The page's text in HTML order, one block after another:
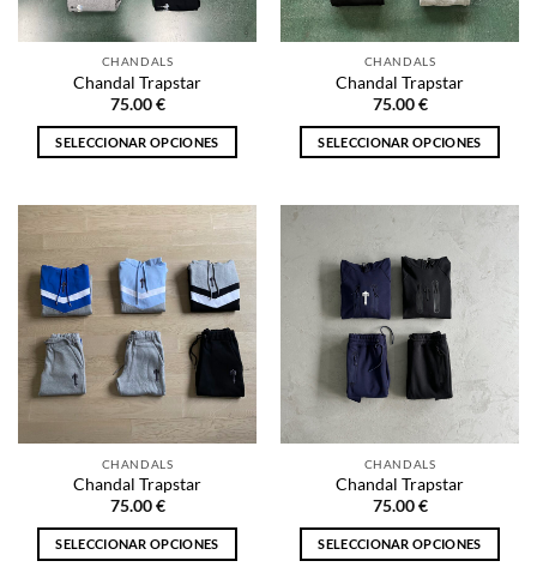
en
la
página
de
en
la
página
de
CHANDALS
Chandal Trapstar
75.00€
SELECCIONAR OPCIONES
tiene
múltiples
variantes.
Las
opciones
se
pueden
elegir
en
la
página
de
CHANDALS
Chandal Trapstar
75.00€
SELECCIONAR OPCIONES
múltiples
variantes.
Las
opciones
se
pueden
elegir
en
la
página
de
CHANDALS
Chandal Trapstar
75.00€
SELECCIONAR OPCIONES
CHANDALS
Chandal Trapstar
75.00€
SELECCIONAR OPCIONES